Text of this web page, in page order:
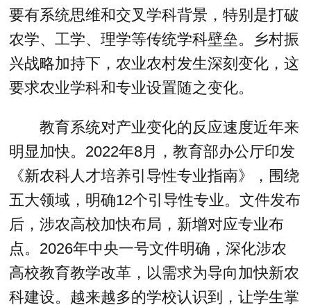
要有系统思维和交叉学科背景，特别是打破
农学、工学、理学等传统学科壁垒。乡村振
兴战略加持下，农业农村发生深刻变化，这
要求农业学科和专业设置随之变化。
教育系统对产业变化的反应速度近年来
明显加快。2022年8月，教育部办公厅印发
《新农科人才培养引导性专业指南》，围绕
五大领域，明确12个引导性专业。文件发布
后，涉农高校加快布局，新增对应专业布
点。2026年中央一号文件明确，深化涉农
高校教育教学改革，以需求为导向加快新农
科建设。越来越多的学校认识到，让学生掌